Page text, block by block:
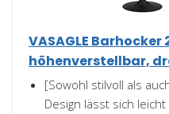
VASAGLE
höhenverstellbar,
[Sowohl stilvoll als
Design lässt sich